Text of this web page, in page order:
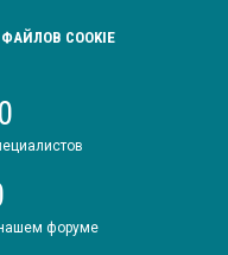
COOKIE
форуме